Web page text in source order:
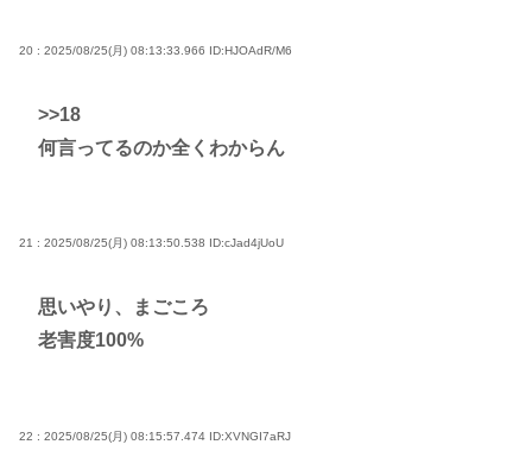
20 : 2025/08/25(月) 08:13:33.966 ID:HJOAdR/M6
>>18
何言ってるのか全くわからん
21 : 2025/08/25(月) 08:13:50.538 ID:cJad4jUoU
思いやり、まごころ
老害度100%
22 : 2025/08/25(月) 08:15:57.474 ID:XVNGI7aRJ